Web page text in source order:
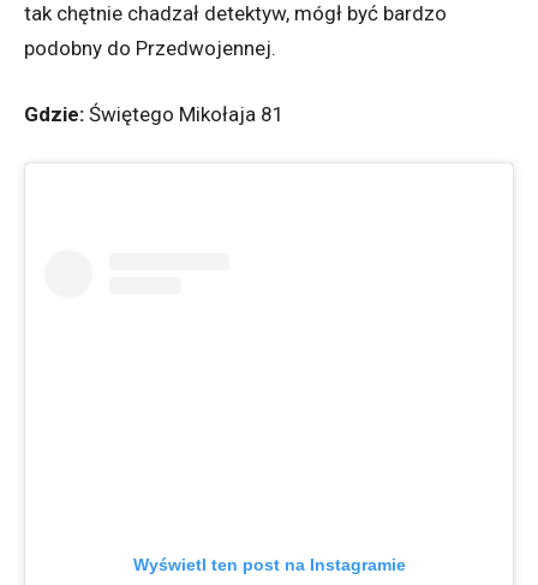
tak chętnie chadzał detektyw, mógł być bardzo
podobny do Przedwojennej.
Gdzie: Świętego Mikołaja 81
Wyświetl ten post na Instagramie